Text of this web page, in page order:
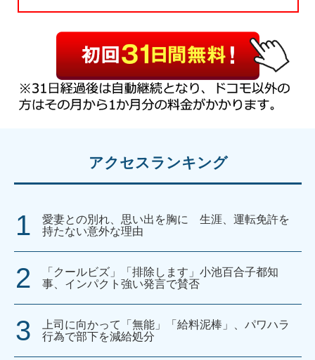
アクセスランキング
愛妻との別れ、思い出を胸に 生涯、運転免許を
持たない意外な理由
「クールビズ」「排除します」小池百合子都知
事、インパクト強い発言で賛否
上司に向かって「無能」「給料泥棒」、パワハラ
行為で部下を減給処分